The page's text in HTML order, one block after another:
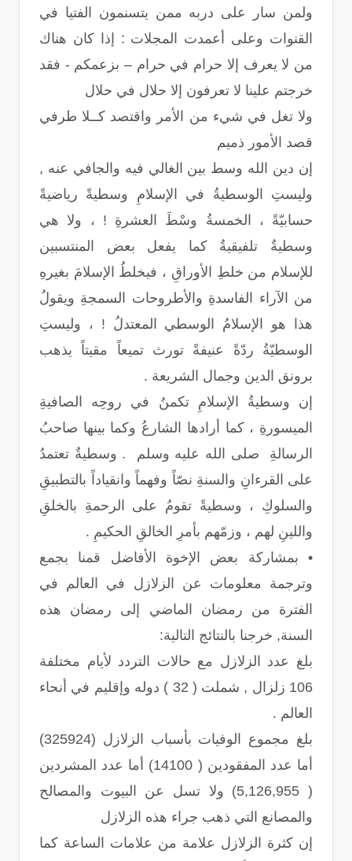
ولمن سار على دربه ممن يتسنمون الفتيا في
القنوات وعلى أعمدت المجلات : إذا كان هناك
من لا يعرف إلا حرام في حرام – بزعمكم - فقد
خرجتم علينا لا تعرفون إلا حلال في حلال
ولا تغل في شيء من الأمر واقتصد كــلا طرفي
قصد الأمور ذميم
إن دين الله وسط بين الغالي فيه والجافي عنه ,
وليستِ الوسطيةُ في الإسلامِ وسطيةً رياضيةً
حسابيّةً ، الخمسةُ وسْطَ العشرةِ ! ، ولا هي
وسطيةٌ تلفيقيةٌ كما يفعل بعض المنتسبين
للإسلام من خلطِ الأوراقِ ، فيخلطُ الإسلامَ بغيرهِ
من الآراء الفاسدةِ والأطروحات السمجةِ ويقولُ
هذا هو الإسلامُ الوسطي المعتدلُ ! ، وليستِ
الوسطيّةُ ردّةً عنيفةً تورث تميعاً مقيتاً يذهب
برونق الدين وجمال الشريعة .
إن وسطيةُ الإسلامِ تكمنُ في روحِه الصافيةِ
الميسورةِ ، كما أرادها الشارعُ وكما بينها صاحبُ
الرسالةِ صلى الله عليه وسلم . وسطيةٌ تعتمدُ
على القرءانِ والسنةِ نصّاً وفهماً وانقياداً بالتطبيقِ
والسلوكِ ، وسطيةً تقومُ على الرحمةِ بالخلقِ
واللينِ لهم ، وزمّهم بأمرِ الخالقِ الحكيمِ .
• بمشاركة بعض الإخوة الأفاضل قمنا بجمع
وترجمة معلومات عن الزلازل في العالم في
الفترة من رمضان الماضي إلى رمضان هذه
السنة, خرجنا بالنتائج التالية:
بلغ عدد الزلازل مع حالات التردد لأيام مختلفة
106 زلزال , شملت ( 32 ) دوله وإقليم في أنحاء
العالم .
بلغ مجموع الوفيات بأسباب الزلازل (325924)
أما عدد المفقودين ( 14100) أما عدد المشردين
( 5,126,955) ولا تسل عن البيوت والمصالح
والمصانع التي ذهب جراء هذه الزلازل
إن كثرة الزلازل علامة من علامات الساعة كما